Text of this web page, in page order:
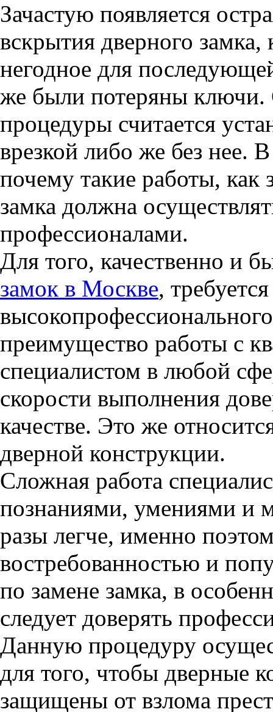
Зачастую появляется
вскрытия дверного
негодное для
же были потеряны
процедуры считается
врезкой либо же без нее.
почему такие работы, как
замка должна
профессионалами.
Для того, качественно и
замок в Москве,
преимущество работы с
специалистом в любой
скорости выполнения
качестве. Это же
дверной конструкции.
Сложная работа
познаниями, умениями и
разы легче, именно
востребованностью и
по замене замка, в
следует доверять
Данную процедуру
для того, чтобы дверные
защищены от взлома